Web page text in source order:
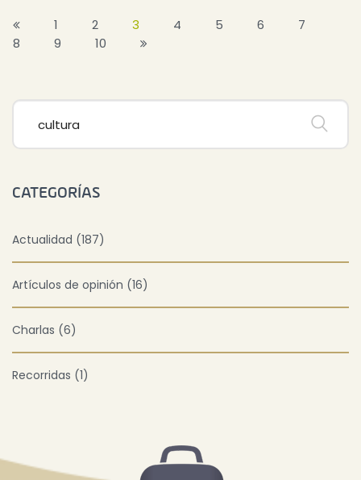
1 2 3 4 5 6
7
8
9 10
CATEGORÍAS
Actualidad (187)
Artículos de opinión (16)
Charlas (6)
Recorridas (1)